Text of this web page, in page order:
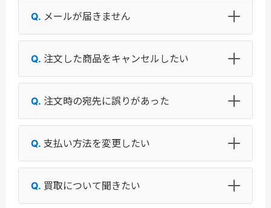
メールが届きません
注文した商品をキャンセルしたい
注文時の宛先に誤りがあった
支払い方法を変更したい
買取について聞きたい